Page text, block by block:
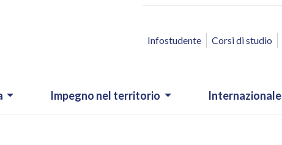
ACCESSO RAPIDO
Infostudente Corsi di studio
Impegno nel territorio Internazionale